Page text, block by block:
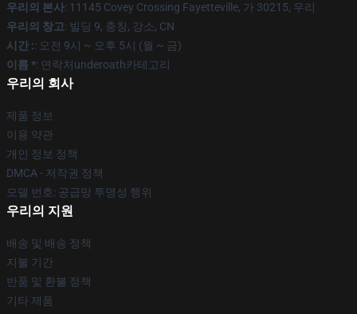
우리의 본사: 11145 Covey Crossing Fayetteville, 가 30215, 우리
우리의 창고: 빌딩 9, 충칭, 강소, CN
시간 :: 오전 9시 ~ 오후 5시 (월 ~ 금)
이름 *: 연락처underoath카테고리
우리의 회사
제품 정보
이용 약관
개인 정보 정책
DMCA - 저작권 정책
모델 번호: 공급망 투명성 행위
우리의 지원
배송 및 배송 정책
지불 기간
반품 및 환불 정책
기타 제품